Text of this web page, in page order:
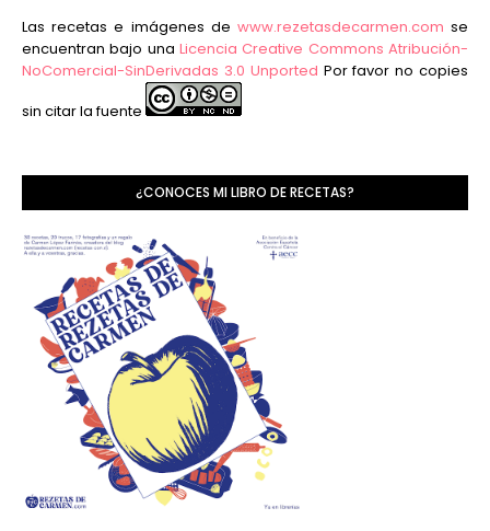
Las recetas e imágenes de www.rezetasdecarmen.com se
encuentran bajo una Licencia Creative Commons Atribución-
NoComercial-SinDerivadas 3.0 Unported Por favor no copies
sin citar la fuente
¿CONOCES MI LIBRO DE RECETAS?